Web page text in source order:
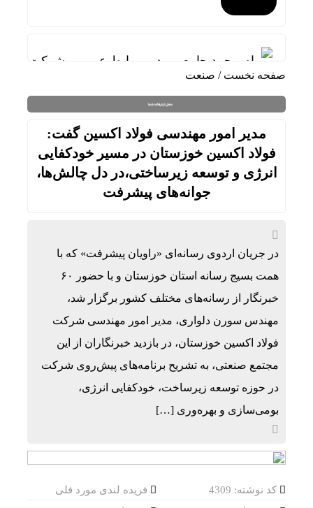
پیام محمد جامعی مدیر روابط عمومی شرکت
قائم مقام مدیرعامل در امور اداری و مالی
دیدار سرپرست مدیریت عملیات نفت و گاز مارون با
تاب آوری، وجه تمایز تازه پتروشیمی مارون
مارون؛ وقتی مدیریت، از پشت میز عبور می‌کند
سالگرد تأسیس هلدینگ صباانرژی با حضور
صفحه نخست / صنعت
مدیر امور مهندسی فولاد اکسین گفت:
فولاد اکسین خوزستان در مسیر خودکفایی
انرژی و توسعه زیرساختی،در دل چالش‌ها،
جوانه‌های پیشرفت
در جریان اردوی رسانه‌ای «راویان پیشرفت» که با
همت بسیج رسانه استان خوزستان و با حضور ۶۰
خبرنگار از رسانه‌های مختلف کشور برگزار شد،
مهندس سورن دلواری، مدیر امور مهندسی شرکت
فولاد اکسین خوزستان، در بازدید خبرنگاران از این
مجتمع صنعتی، به تشریح برنامه‌های پیش‌روی شرکت
در حوزه توسعه زیرساخت، خودکفایی انرژی،
بومی‌سازی و بهره‌وری […]
کد نوشته: 4309
فریده لندی مورد فلی